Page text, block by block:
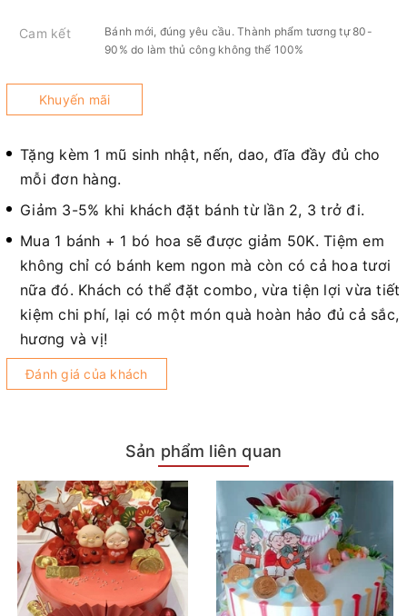
Cam kết
Bánh mới, đúng yêu cầu. Thành phẩm tương tự 80-
90% do làm thủ công không thể 100%
Khuyến mãi
Tặng kèm 1 mũ sinh nhật, nến, dao, đĩa đầy đủ cho
mỗi đơn hàng.
Giảm 3-5% khi khách đặt bánh từ lần 2, 3 trở đi.
Mua 1 bánh + 1 bó hoa sẽ được giảm 50K. Tiệm em
không chỉ có bánh kem ngon mà còn có cả hoa tươi
nữa đó. Khách có thể đặt combo, vừa tiện lợi vừa tiết
kiệm chi phí, lại có một món quà hoàn hảo đủ cả sắc,
hương và vị!
Đánh giá của khách
Sản phẩm liên quan